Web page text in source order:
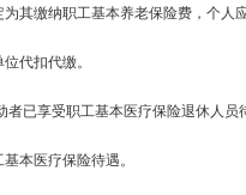
为其缴纳职工基本养老保险费，个人
代扣代缴。
者已享受职工基本医疗保险退休人员
本医疗保险待遇。